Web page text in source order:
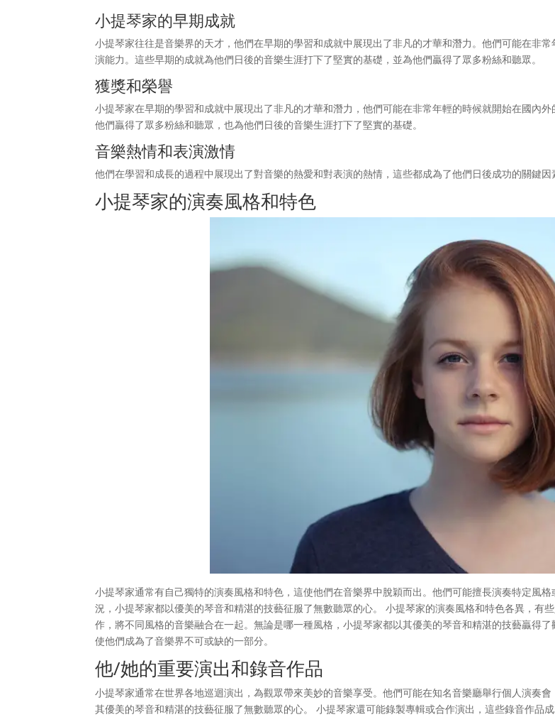
小提琴家的早期成就
小提琴家往往是音樂界的天才，他們在早期的學習和成就中展現出了非凡的才華和潛力。他們可能在非
演能力。這些早期的成就為他們日後的音樂生涯打下了堅實的基礎，並為他們贏得了眾多粉絲和聽眾。
獲獎和榮譽
小提琴家在早期的學習和成就中展現出了非凡的才華和潛力，他們可能在非常年輕的時候就開始在國內
他們贏得了眾多粉絲和聽眾，也為他們日後的音樂生涯打下了堅實的基礎。
音樂熱情和表演激情
他們在學習和成長的過程中展現出了對音樂的熱愛和對表演的熱情，這些都成為了他們日後成功的關鍵因
小提琴家的演奏風格和特色
小提琴家通常有自己獨特的演奏風格和特色，這使他們在音樂界中脫穎而出。他們可能擅長演奏特定風
況，小提琴家都以優美的琴音和精湛的技藝征服了無數聽眾的心。 小提琴家的演奏風格和特色各異，有
作，將不同風格的音樂融合在一起。無論是哪一種風格，小提琴家都以其優美的琴音和精湛的技藝贏得
使他們成為了音樂界不可或缺的一部分。
他/她的重要演出和錄音作品
小提琴家通常在世界各地巡迴演出，為觀眾帶來美妙的音樂享受。他們可能在知名音樂廳舉行個人演奏
其優美的琴音和精湛的技藝征服了無數聽眾的心。 小提琴家還可能錄製專輯或合作演出，這些錄音作品